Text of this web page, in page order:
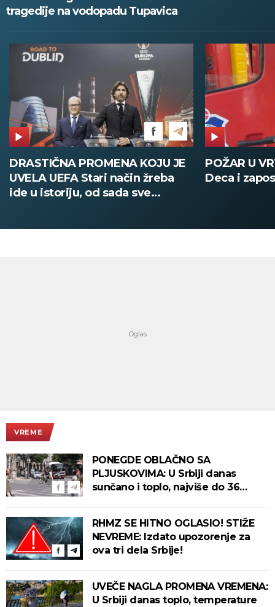
tragedije na vodopadu Tupavica
POŽAR U VRTIĆU NA VOŽDOVCU
Deca i zaposleni evakuisani
SINIŠA
DOBIO
VREME
PONEGDE OBLAČNO SA
PLJUSKOVIMA: U Srbiji danas
sunčano i toplo, najviše do 36
RHMZ SE HITNO OGLASIO! STIŽE
NEVREME: Izdato upozorenje za
ova tri dela Srbije!
UVEČE NAGLA PROMENA VREMENA:
U Srbiji danas toplo, temperature